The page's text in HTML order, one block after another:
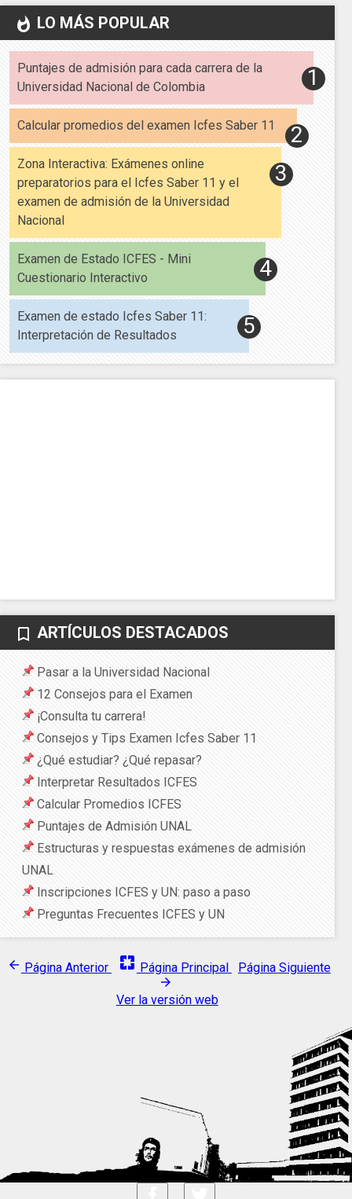
whatshot LO MÁS POPULAR
Puntajes de admisión para cada carrera de la
Universidad Nacional de Colombia
Calcular promedios del examen Icfes Saber 11
Zona Interactiva: Exámenes online
preparatorios para el Icfes Saber 11 y el
examen de admisión de la Universidad
Nacional
Examen de Estado ICFES - Mini
Cuestionario Interactivo
Examen de estado Icfes Saber 11:
Interpretación de Resultados
bookmark_border ARTÍCULOS DESTACADOS
Pasar a la Universidad Nacional
12 Consejos para el Examen
¡Consulta tu carrera!
Consejos y Tips Examen Icfes Saber 11
¿Qué estudiar? ¿Qué repasar?
Interpretar Resultados ICFES
Calcular Promedios ICFES
Puntajes de Admisión UNAL
Estructuras y respuestas exámenes de admisión
UNAL
Inscripciones ICFES y UN: paso a paso
Preguntas Frecuentes ICFES y UN
arrow_back Página Anterior pages Página Principal Página Siguiente
arrow_forward
Ver la versión web